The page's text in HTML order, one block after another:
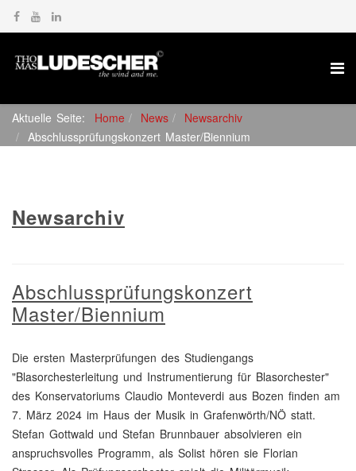
Aktuelle Seite: Home News
Newsarchiv
Abschlussprüfungskonzert Master/Biennium
Newsarchiv
Abschlussprüfungskonzert
Master/Biennium
Die ersten Masterprüfungen des Studiengangs
"Blasorchesterleitung und Instrumentierung für Blasorchester"
des Konservatoriums Claudio Monteverdi aus Bozen finden am
7. März 2024 im Haus der Musik in Grafenwörth/NÖ statt.
Stefan Gottwald und Stefan Brunnbauer absolvieren ein
anspruchsvolles Programm, als Solist hören sie Florian